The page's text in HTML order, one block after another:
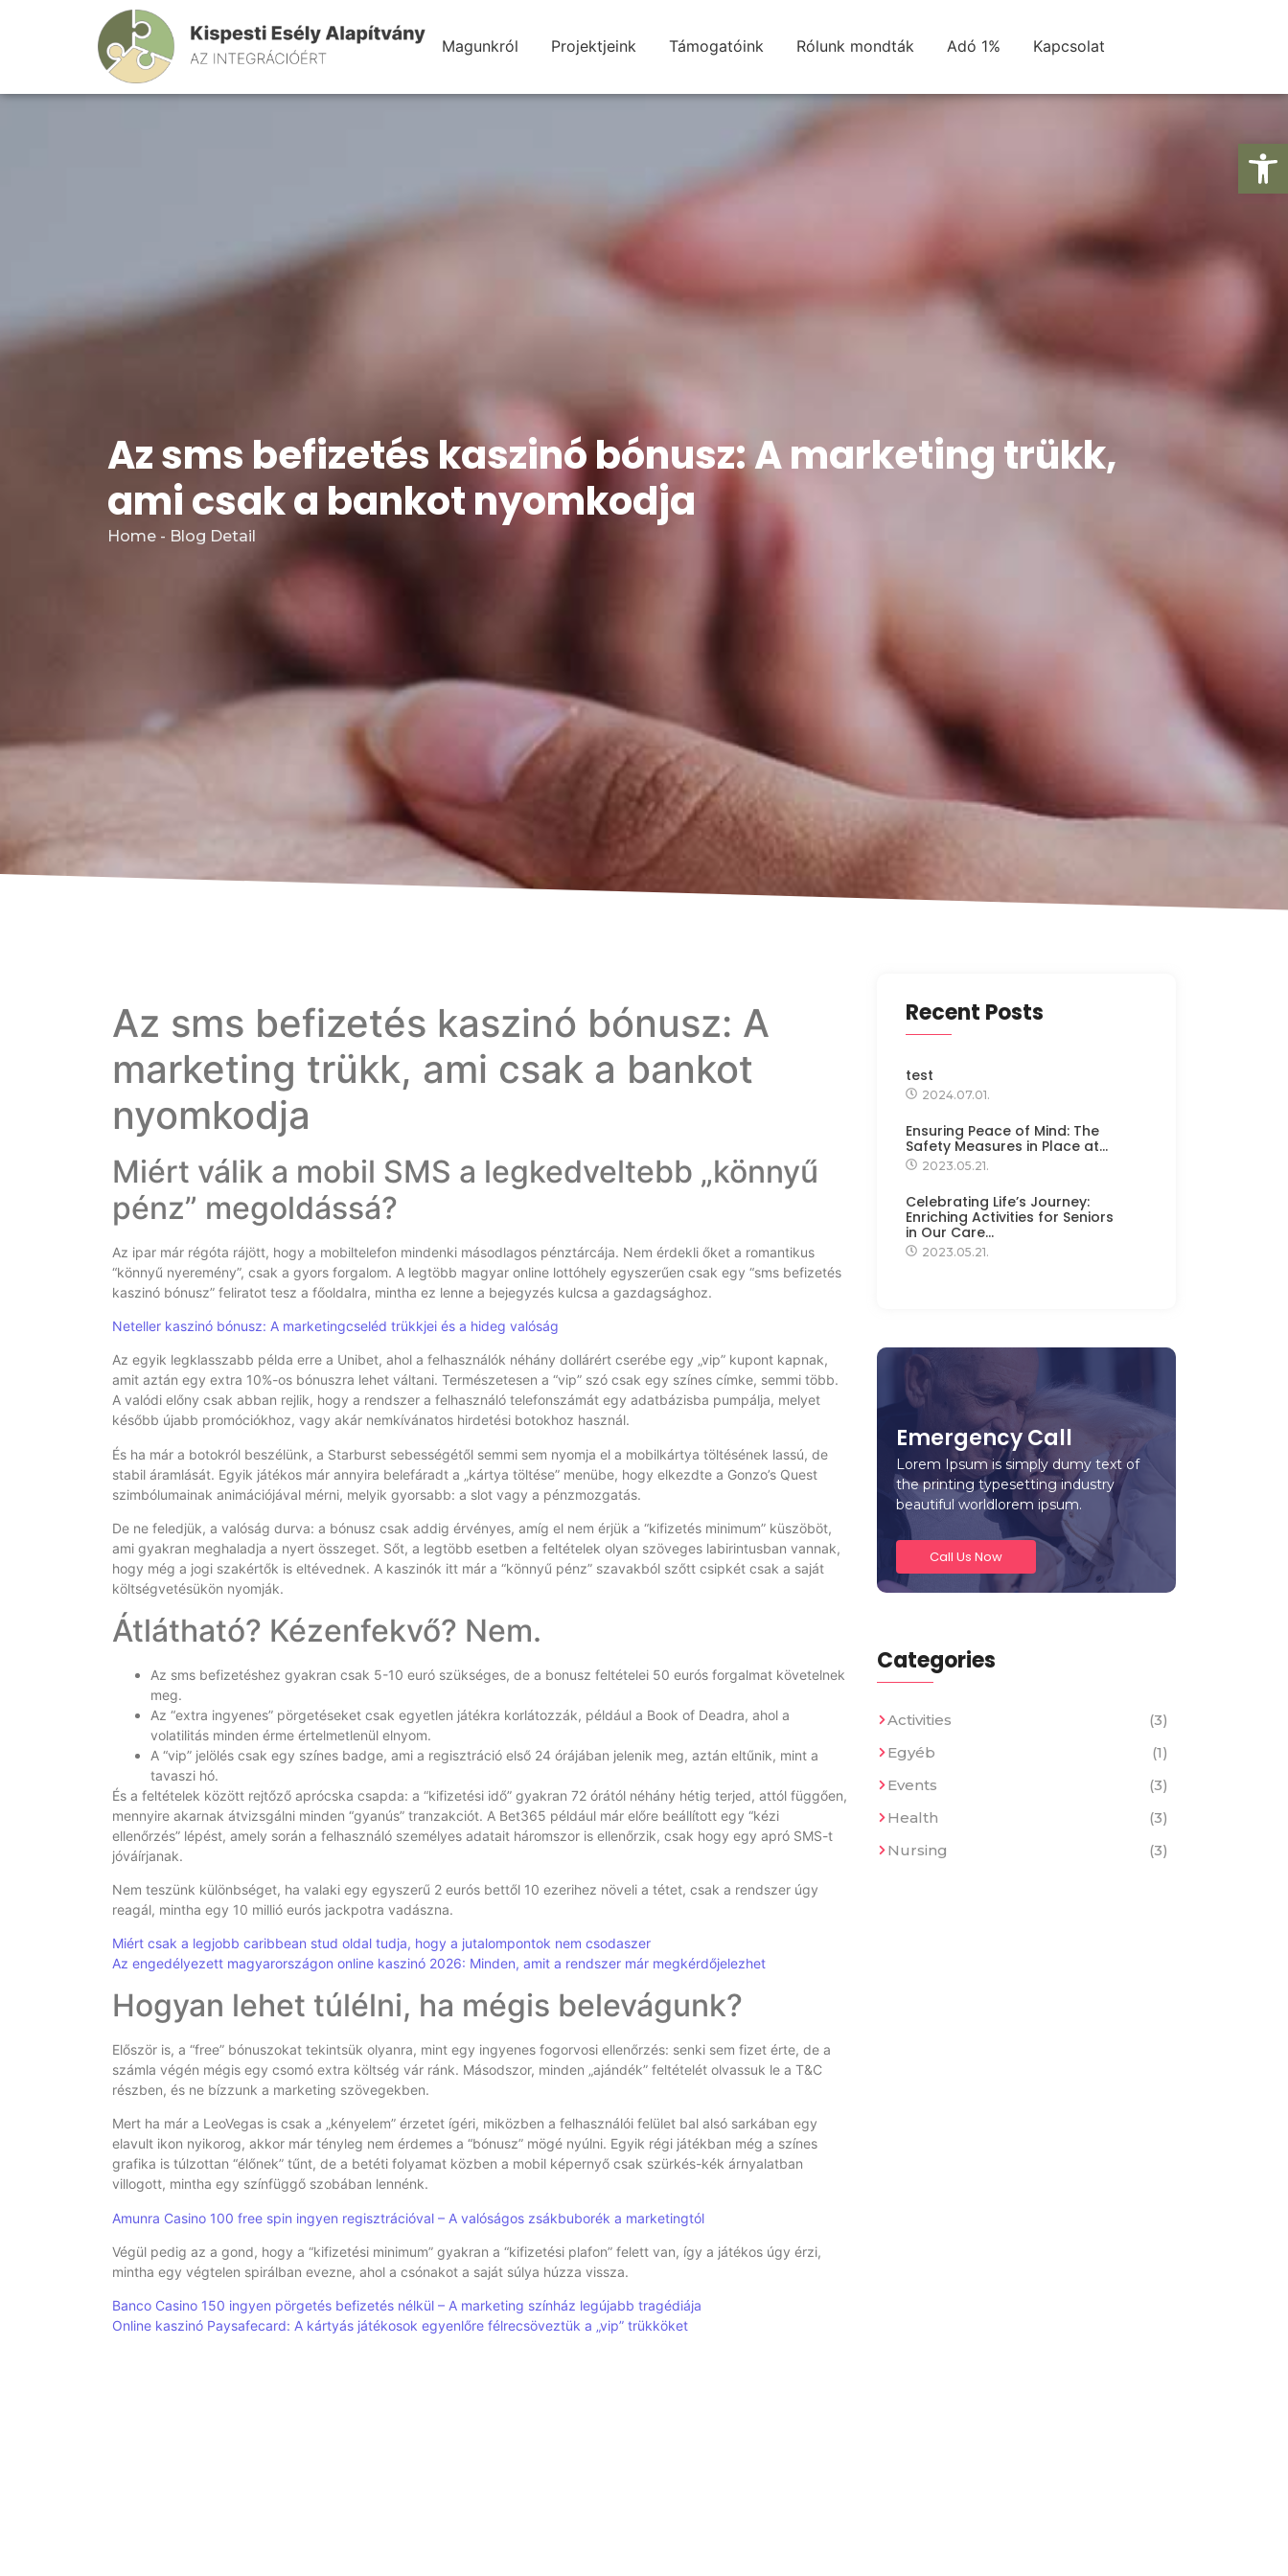
Magunkról Projektjeink Támogatóink Rólunk mondták Adó 1% Kapcsolat
Az sms befizetés kaszinó bónusz: A marketing trükk,
ami csak a bankot nyomkodja
Home - Blog Detail
Az sms befizetés kaszinó bónusz: A
marketing trükk, ami csak a bankot
nyomkodja
Miért válik a mobil SMS a legkedveltebb „könnyű
pénz” megoldássá?
Az ipar már régóta rájött, hogy a mobiltelefon mindenki másodlagos pénztárcája. Nem érdekli őket a romantikus
“könnyű nyeremény”, csak a gyors forgalom. A legtöbb magyar online lottóhely egyszerűen csak egy “sms befizetés
kaszinó bónusz” feliratot tesz a főoldalra, mintha ez lenne a bejegyzés kulcsa a gazdagsághoz.
Neteller kaszinó bónusz: A marketingcseléd trükkjei és a hideg valóság
Az egyik legklasszabb példa erre a Unibet, ahol a felhasználók néhány dollárért cserébe egy „vip” kupont kapnak,
amit aztán egy extra 10%-os bónuszra lehet váltani. Természetesen a “vip” szó csak egy színes címke, semmi több.
A valódi előny csak abban rejlik, hogy a rendszer a felhasználó telefonszámát egy adatbázisba pumpálja, melyet
később újabb promóciókhoz, vagy akár nemkívánatos hirdetési botokhoz használ.
És ha már a botokról beszélünk, a Starburst sebességétől semmi sem nyomja el a mobilkártya töltésének lassú, de
stabil áramlását. Egyik játékos már annyira belefáradt a „kártya töltése” menübe, hogy elkezdte a Gonzo’s Quest
szimbólumainak animációjával mérni, melyik gyorsabb: a slot vagy a pénzmozgatás.
De ne feledjük, a valóság durva: a bónusz csak addig érvényes, amíg el nem érjük a “kifizetés minimum” küszöböt,
ami gyakran meghaladja a nyert összeget. Sőt, a legtöbb esetben a feltételek olyan szöveges labirintusban vannak,
hogy még a jogi szakértők is eltévednek. A kaszinók itt már a “könnyű pénz” szavakból szőtt csipkét csak a saját
költségvetésükön nyomják.
Átlátható? Kézenfekvő? Nem.
Az sms befizetéshez gyakran csak 5-10 euró szükséges, de a bonusz feltételei 50 eurós forgalmat követelnek
meg.
Az “extra ingyenes” pörgetéseket csak egyetlen játékra korlátozzák, például a Book of Deadra, ahol a
volatilitás minden érme értelmetlenül elnyom.
A “vip” jelölés csak egy színes badge, ami a regisztráció első 24 órájában jelenik meg, aztán eltűnik, mint a
tavaszi hó.
És a feltételek között rejtőző aprócska csapda: a “kifizetési idő” gyakran 72 órától néhány hétig terjed, attól függően,
mennyire akarnak átvizsgálni minden “gyanús” tranzakciót. A Bet365 például már előre beállított egy “kézi
ellenőrzés” lépést, amely során a felhasználó személyes adatait háromszor is ellenőrzik, csak hogy egy apró SMS-t
jóváírjanak.
Nem teszünk különbséget, ha valaki egy egyszerű 2 eurós bettől 10 ezerihez növeli a tétet, csak a rendszer úgy
reagál, mintha egy 10 millió eurós jackpotra vadászna.
Miért csak a legjobb caribbean stud oldal tudja, hogy a jutalompontok nem csodaszer
Az engedélyezett magyarországon online kaszinó 2026: Minden, amit a rendszer már megkérdőjelezhet
Hogyan lehet túlélni, ha mégis belevágunk?
Először is, a “free” bónuszokat tekintsük olyanra, mint egy ingyenes fogorvosi ellenőrzés: senki sem fizet érte, de a
számla végén mégis egy csomó extra költség vár ránk. Másodszor, minden „ajándék” feltételét olvassuk le a T&C
részben, és ne bízzunk a marketing szövegekben.
Mert ha már a LeoVegas is csak a „kényelem” érzetet ígéri, miközben a felhasználói felület bal alsó sarkában egy
elavult ikon nyikorog, akkor már tényleg nem érdemes a “bónusz” mögé nyúlni. Egyik régi játékban még a színes
grafika is túlzottan “élőnek” tűnt, de a betéti folyamat közben a mobil képernyő csak szürkés-kék árnyalatban
villogott, mintha egy színfüggő szobában lennénk.
Amunra Casino 100 free spin ingyen regisztrációval – A valóságos zsákbuborék a marketingtól
Végül pedig az a gond, hogy a “kifizetési minimum” gyakran a “kifizetési plafon” felett van, így a játékos úgy érzi,
mintha egy végtelen spirálban evezne, ahol a csónakot a saját súlya húzza vissza.
Banco Casino 150 ingyen pörgetés befizetés nélkül – A marketing színház legújabb tragédiája
Online kaszinó Paysafecard: A kártyás játékosok egyenlőre félrecsöveztük a „vip” trükköket
Recent Posts
test
2024.07.01.
Ensuring Peace of Mind: The
Safety Measures in Place at…
2023.05.21.
Celebrating Life’s Journey:
Enriching Activities for Seniors
in Our Care…
2023.05.21.
Emergency Call
Lorem Ipsum is simply dumy text of
the printing typesetting industry
beautiful worldlorem ipsum.
Call Us Now
Categories
Activities
(3)
Egyéb
(1)
Events
(3)
Health
(3)
Nursing
(3)